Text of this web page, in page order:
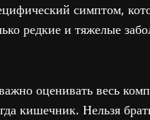
симптом,
редкие и тяжелые
оценивать весь
кишечник. Нельзя